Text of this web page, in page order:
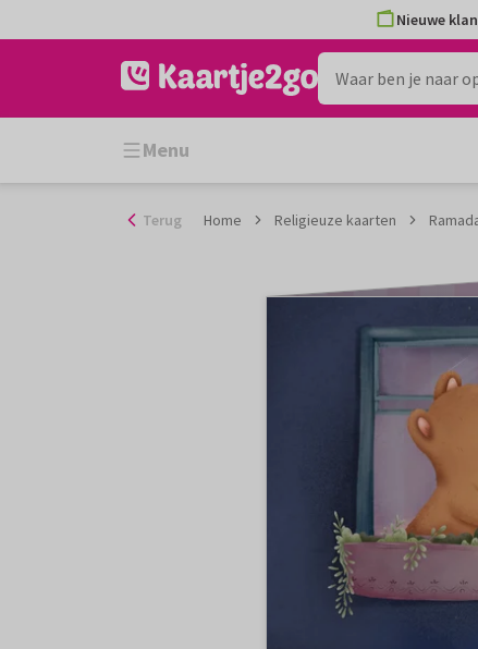
naar
Nieuwe
Menu
Terug Home Religieuze kaarten